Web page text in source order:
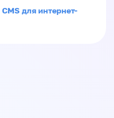
CMS для интернет-